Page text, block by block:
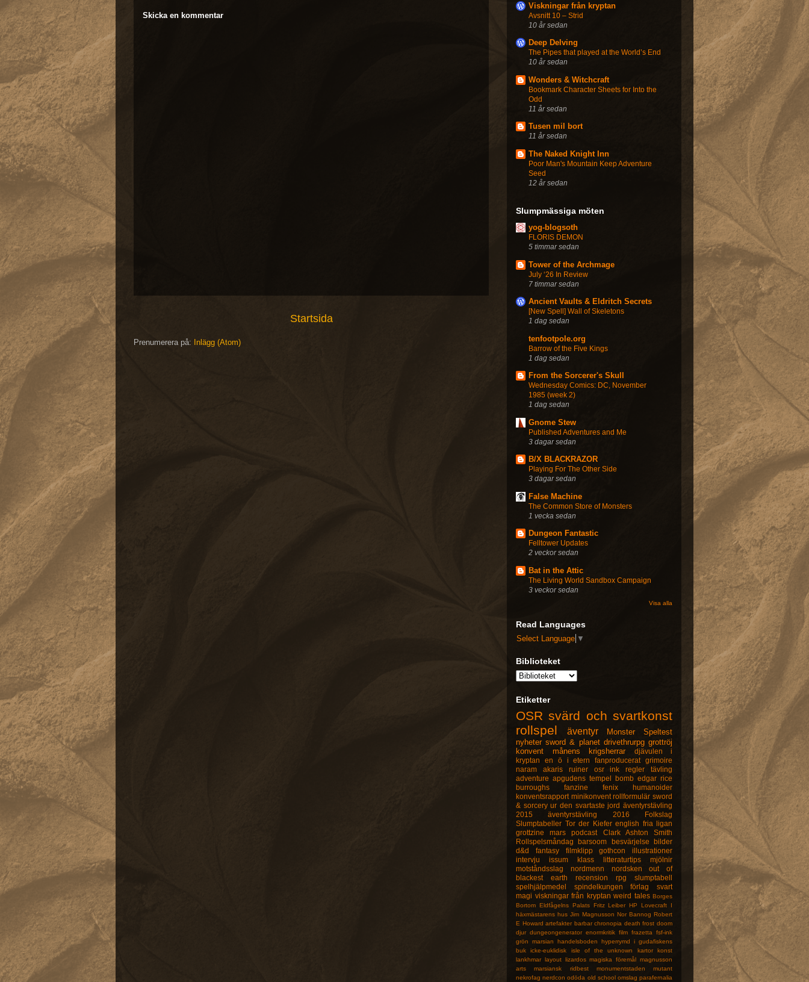
Skicka en kommentar
Startsida
Prenumerera på: Inlägg (Atom)
Viskningar från kryptan
Avsnitt 10 – Strid
10 år sedan
Deep Delving
The Pipes that played at the World’s End
10 år sedan
Wonders & Witchcraft
Bookmark Character Sheets for Into the
Odd
11 år sedan
Tusen mil bort
11 år sedan
The Naked Knight Inn
Poor Man's Mountain Keep Adventure
Seed
12 år sedan
Slumpmässiga möten
yog-blogsoth
FLORIS DEMON
5 timmar sedan
Tower of the Archmage
July ‘26 In Review
7 timmar sedan
Ancient Vaults & Eldritch Secrets
[New Spell] Wall of Skeletons
1 dag sedan
tenfootpole.org
Barrow of the Five Kings
1 dag sedan
From the Sorcerer's Skull
Wednesday Comics: DC, November
1985 (week 2)
1 dag sedan
Gnome Stew
Published Adventures and Me
3 dagar sedan
B/X BLACKRAZOR
Playing For The Other Side
3 dagar sedan
False Machine
The Common Store of Monsters
1 vecka sedan
Dungeon Fantastic
Felltower Updates
2 veckor sedan
Bat in the Attic
The Living World Sandbox Campaign
3 veckor sedan
Visa alla
Read Languages
Select Language ▼
Biblioteket
Etiketter
OSR svärd och svartkonst
rollspel
äventyr Monster
Speltest
nyheter sword & planet drivethrurpg grottröj
konvent
månens krigsherrar
djävulen i
kryptan
en ö i etern fanproducerat
grimoire
naram akaris ruiner
osr ink regler
tävling
adventure apgudens tempel bomb edgar rice
burroughs
fanzine fenix
humanoider
konventsrapport minikonvent rollformulär sword
& sorcery ur den svartaste jord äventyrstävling
2015
äventyrstävling 2016
Folkslag
Slumptabeller Tor der Kiefer english fria ligan
grottzine
mars podcast
Clark Ashton Smith
Rollspelsmåndag
barsoom besvärjelse
bilder
d&d
fantasy filmklipp gothcon
illustrationer
intervju
issum klass litteraturtips
mjölnir
motståndsslag
nordmenn nordsken
out of
blackest earth
recension rpg
slumptabell
spelhjälpmedel
spindelkungen förlag
svart
magi viskningar från kryptan weird tales Borges
Bortom Eldfågelns Palats Fritz Leiber HP Lovecraft
I
häxmästarens hus Jim Magnusson Nor Bannog Robert
E Howard artefakter barbar chronopia death frost doom
djur dungeongenerator enormkritik film frazetta
fsf-ink
grön marsian
handelsboden hyperrymd
i gudafiskens
buk
icke-euklidisk isle of the unknown kartor
konst
lankhmar layout lizardos magiska föremål magnusson
arts
marsiansk ridbest monumentstaden
mutant
nekrofag nerdcon odöda old school omslag parafernalia